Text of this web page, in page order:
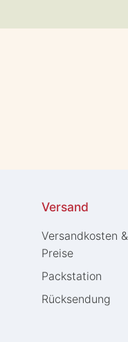
Versand
Versandkosten &
Preise
Packstation
Rücksendung